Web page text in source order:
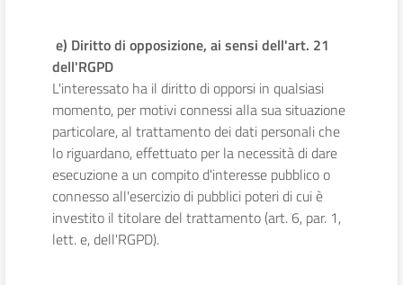
e) Diritto di opposizione, ai sensi dell'art. 21
dell'RGPD
L'interessato ha il diritto di opporsi in qualsiasi
momento, per motivi connessi alla sua situazione
particolare, al trattamento dei dati personali che
lo riguardano, effettuato per la necessità di dare
esecuzione a un compito d'interesse pubblico o
connesso all'esercizio di pubblici poteri di cui è
investito il titolare del trattamento (art. 6, par. 1,
lett. e, dell'RGPD).